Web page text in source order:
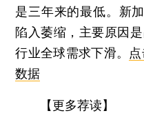
是三年来的最低。新
陷入萎缩，主要原因
行业全球需求下滑。
数据
【更多荐读】